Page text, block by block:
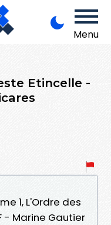
Menu
Etincelle -
1, L'Ordre des
- Marine Gautier